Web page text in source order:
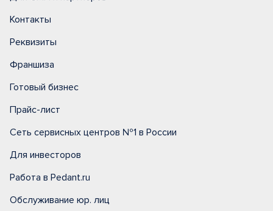
Контакты
Реквизиты
Франшиза
Готовый бизнес
Прайс-лист
Сеть сервисных центров №1 в России
Для инвесторов
Работа в Pedant.ru
Обслуживание юр. лиц